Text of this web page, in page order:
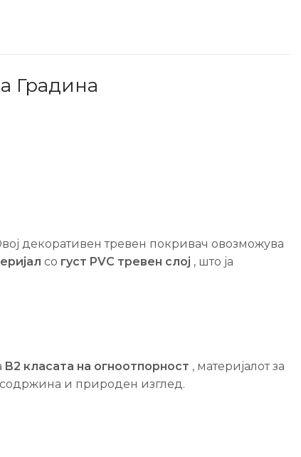
Градина
декоративен тревен покривач овозможува
со густ PVC тревен слој , што ја
B2 класата на огноотпорност , материјалот за
содржина и природен изглед.